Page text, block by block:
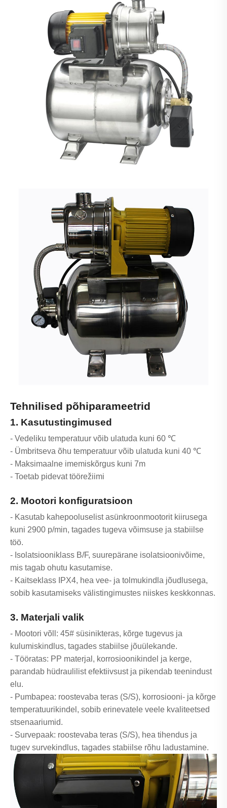
Tehnilised põhiparameetrid
1. Kasutustingimused
- Vedeliku temperatuur võib ulatuda kuni 60 ℃
- Ümbritseva õhu temperatuur võib ulatuda kuni 40 ℃
- Maksimaalne imemiskõrgus kuni 7m
- Toetab pidevat töörežiimi
2. Mootori konfiguratsioon
- Kasutab kahepooluselist asünkroonmootorit kiirusega
kuni 2900 p/min, tagades tugeva võimsuse ja stabiilse
töö.
- Isolatsiooniklass B/F, suurepärane isolatsioonivõime,
mis tagab ohutu kasutamise.
- Kaitseklass IPX4, hea vee- ja tolmukindla jõudlusega,
sobib kasutamiseks välistingimustes niiskes keskkonnas.
3. Materjali valik
- Mootori võll: 45# süsinikteras, kõrge tugevus ja
kulumiskindlus, tagades stabiilse jõuülekande.
- Tööratas: PP materjal, korrosioonikindel ja kerge,
parandab hüdraulilist efektiivsust ja pikendab teenindust
elu.
- Pumbapea: roostevaba teras (S/S), korrosiooni- ja kõrge
temperatuurikindel, sobib erinevatele veele kvaliteetsed
stsenaariumid.
- Survepaak: roostevaba teras (S/S), hea tihendus ja
tugev survekindlus, tagades stabiilse rõhu ladustamine.